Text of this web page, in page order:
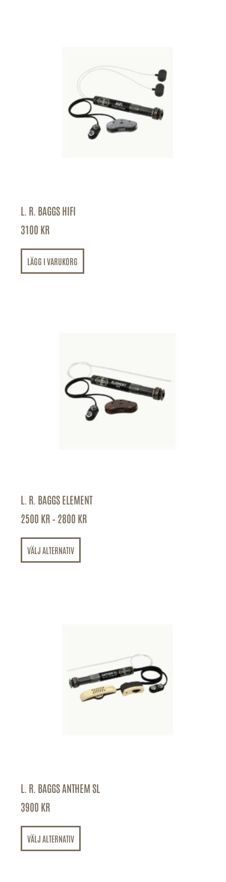
L. R. BAGGS HIFI
3100 KR
LÄGG I VARUKORG
L. R. BAGGS ELEMENT
2500 KR–2800 KR
VÄLJ ALTERNATIV
L. R. BAGGS ANTHEM SL
3900 KR
VÄLJ ALTERNATIV